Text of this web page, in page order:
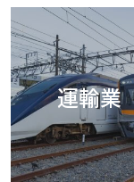
運輸業